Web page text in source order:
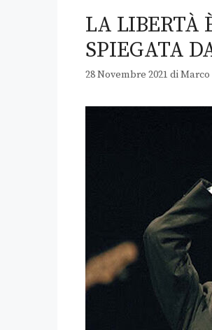
LA LIBERTÀ
SPIEGATA
28 Novembre 2021 di